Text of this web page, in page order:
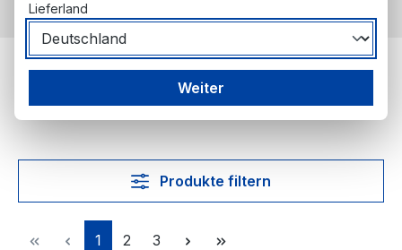
nach Fahrzeug
928
Produkte filtern
Seite
1 Seite
2 Seite
3
Lieferland
Weiter